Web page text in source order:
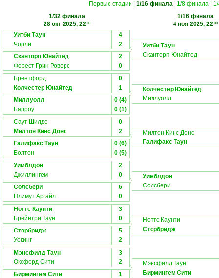
Первые стадии 1/16 финала| 1/8 финала|
1/32 финала
28 окт 2025, 2200
1/16 финала
4 ноя 2025, 2200
Уитби Таун
4
Чорли
2
Сканторп Юнайтед
2
Форест Грин Роверс
0
Уитби Таун
Сканторп Юнайтед
Брентфорд
0
Колчестер Юнайтед
1
Миллуолл
0 (4)
Барроу
0 (1)
Колчестер Юнайтед
Миллуолл
Саут Шилдс
0
Милтон Кинс Донс
2
Галифакс Таун
0 (6)
Болтон
0 (5)
Милтон Кинс Донс
Галифакс Таун
Уимблдон
2
Джиллингем
0
Солсбери
6
Плимут Аргайл
0
Уимблдон
Солсбери
Ноттс Каунти
3
Брейнтри Таун
0
Сторбридж
5
Уокинг
2
Ноттс Каунти
Сторбридж
Мэнсфилд Таун
3
Оксфорд Сити
2
Бирмингем Сити
1
Мэнсфилд Таун
Бирмингем Сити